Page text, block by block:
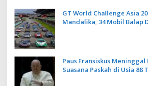
GT World Challenge Asia
Mandalika, 34 Mobil Balap
Paus Fransiskus
Suasana Paskah di Usia 88